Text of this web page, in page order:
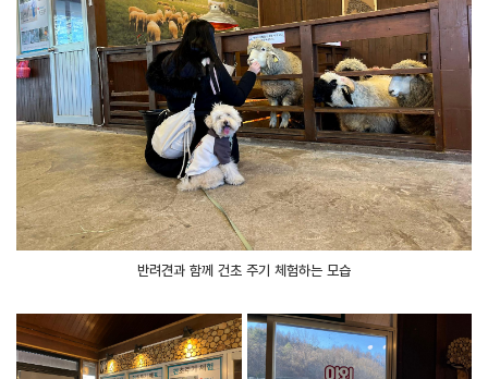
반려견과 함께 건초 주기 체험하는 모습